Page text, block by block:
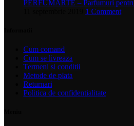
PERFUMARTE – Parfumuri
1 Comment
Cum comand
Cum se livreaza
Termeni si conditii
Metode de plata
Returnari
Politica de confidentialitate